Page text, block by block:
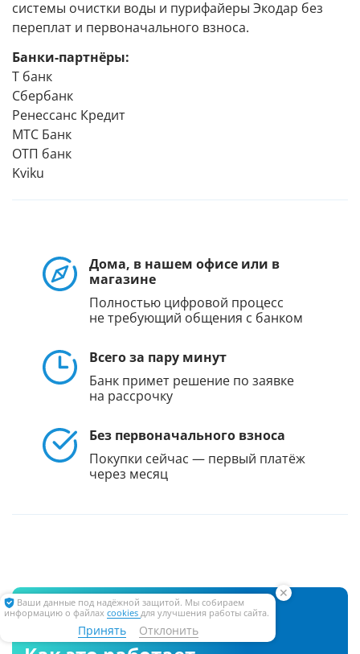
системы очистки воды и пурифайеры Экодар без
переплат и первоначального взноса.
Банки-партнёры:
Т банк
Сбербанк
Ренессанс Кредит
МТС Банк
ОТП банк
Kviku
Дома, в нашем офисе или в
магазине
Полностью цифровой процесс
не требующий общения с банком
Всего за пару минут
Банк примет решение по заявке
на рассрочку
Без первоначального взноса
Покупки сейчас — первый платёж
через месяц
Ваши данные под надёжной защитой. Мы собираем
информацию о файлах cookies для улучшения работы сайта.
Принять Отклонить
✕